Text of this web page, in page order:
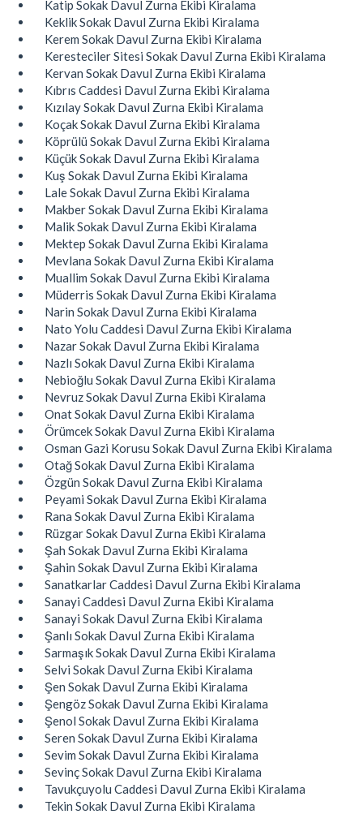
Katip Sokak Davul Zurna Ekibi Kiralama
Keklik Sokak Davul Zurna Ekibi Kiralama
Kerem Sokak Davul Zurna Ekibi Kiralama
Keresteciler Sitesi Sokak Davul Zurna Ekibi Kiralama
Kervan Sokak Davul Zurna Ekibi Kiralama
Kıbrıs Caddesi Davul Zurna Ekibi Kiralama
Kızılay Sokak Davul Zurna Ekibi Kiralama
Koçak Sokak Davul Zurna Ekibi Kiralama
Köprülü Sokak Davul Zurna Ekibi Kiralama
Küçük Sokak Davul Zurna Ekibi Kiralama
Kuş Sokak Davul Zurna Ekibi Kiralama
Lale Sokak Davul Zurna Ekibi Kiralama
Makber Sokak Davul Zurna Ekibi Kiralama
Malik Sokak Davul Zurna Ekibi Kiralama
Mektep Sokak Davul Zurna Ekibi Kiralama
Mevlana Sokak Davul Zurna Ekibi Kiralama
Muallim Sokak Davul Zurna Ekibi Kiralama
Müderris Sokak Davul Zurna Ekibi Kiralama
Narin Sokak Davul Zurna Ekibi Kiralama
Nato Yolu Caddesi Davul Zurna Ekibi Kiralama
Nazar Sokak Davul Zurna Ekibi Kiralama
Nazlı Sokak Davul Zurna Ekibi Kiralama
Nebioğlu Sokak Davul Zurna Ekibi Kiralama
Nevruz Sokak Davul Zurna Ekibi Kiralama
Onat Sokak Davul Zurna Ekibi Kiralama
Örümcek Sokak Davul Zurna Ekibi Kiralama
Osman Gazi Korusu Sokak Davul Zurna Ekibi Kiralama
Otağ Sokak Davul Zurna Ekibi Kiralama
Özgün Sokak Davul Zurna Ekibi Kiralama
Peyami Sokak Davul Zurna Ekibi Kiralama
Rana Sokak Davul Zurna Ekibi Kiralama
Rüzgar Sokak Davul Zurna Ekibi Kiralama
Şah Sokak Davul Zurna Ekibi Kiralama
Şahin Sokak Davul Zurna Ekibi Kiralama
Sanatkarlar Caddesi Davul Zurna Ekibi Kiralama
Sanayi Caddesi Davul Zurna Ekibi Kiralama
Sanayi Sokak Davul Zurna Ekibi Kiralama
Şanlı Sokak Davul Zurna Ekibi Kiralama
Sarmaşık Sokak Davul Zurna Ekibi Kiralama
Selvi Sokak Davul Zurna Ekibi Kiralama
Şen Sokak Davul Zurna Ekibi Kiralama
Şengöz Sokak Davul Zurna Ekibi Kiralama
Şenol Sokak Davul Zurna Ekibi Kiralama
Seren Sokak Davul Zurna Ekibi Kiralama
Sevim Sokak Davul Zurna Ekibi Kiralama
Sevinç Sokak Davul Zurna Ekibi Kiralama
Tavukçuyolu Caddesi Davul Zurna Ekibi Kiralama
Tekin Sokak Davul Zurna Ekibi Kiralama